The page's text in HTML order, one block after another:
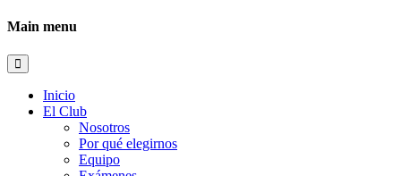
Main menu
Inicio
El Club
Nosotros
Por qué elegirnos
Equipo